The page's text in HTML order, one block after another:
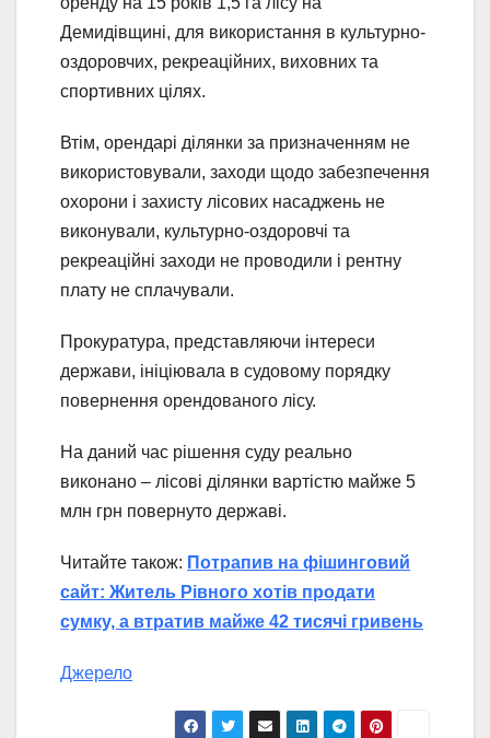
Демидівщині, для використання в культурно-
оздоровчих, рекреаційних, виховних та
спортивних цілях.
Втім, орендарі ділянки за призначенням не
використовували, заходи щодо забезпечення
охорони і захисту лісових насаджень не
виконували, культурно-оздоровчі та
рекреаційні заходи не проводили і рентну
плату не сплачували.
Прокуратура, представляючи інтереси
держави, ініціювала в судовому порядку
повернення орендованого лісу.
На даний час рішення суду реально
виконано – лісові ділянки вартістю майже 5
млн грн повернуто державі.
Читайте також: Потрапив на фішинговий
сайт: Житель Рівного хотів продати
сумку, а втратив майже 42 тисячі гривень
Джерело